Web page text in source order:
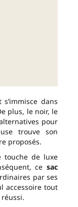
dans
plus, le noir, le
pour
trouve son
proposés.
touche de luxe
ce sac
par ses
accessoire tout
réussi.